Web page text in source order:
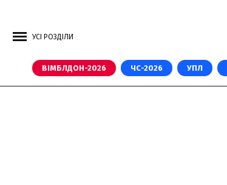
УСІ РОЗДІЛИ
ВІМБЛДОН-2026 ЧС-2026 УПЛ